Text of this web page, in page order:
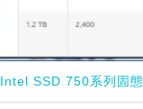
Intel SSD 750系列固